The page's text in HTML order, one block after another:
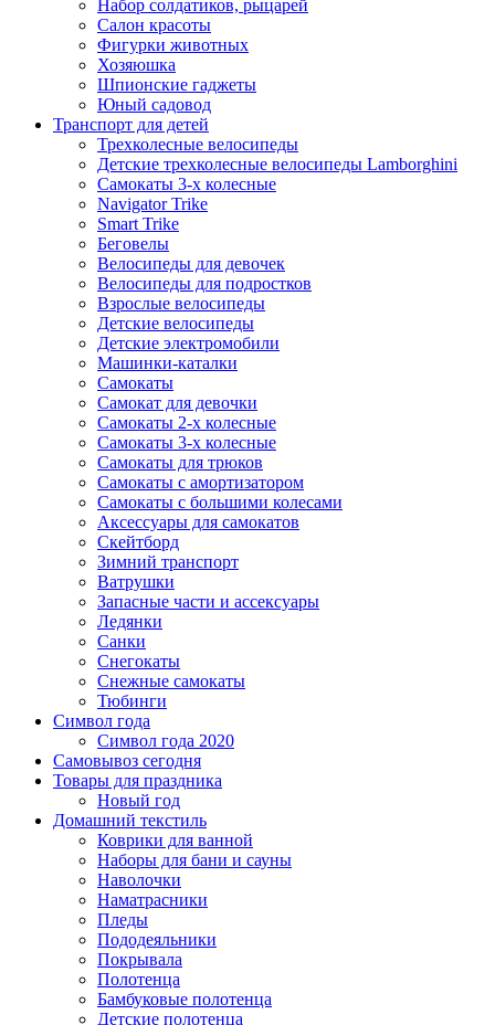
Набор солдатиков, рыцарей
Салон красоты
Фигурки животных
Хозяюшка
Шпионские гаджеты
Юный садовод
Транспорт для детей
Трехколесные велосипеды
Детские трехколесные велосипеды Lamborghini
Самокаты 3-х колесные
Navigator Trike
Smart Trike
Беговелы
Велосипеды для девочек
Велосипеды для подростков
Взрослые велосипеды
Детские велосипеды
Детские электромобили
Машинки-каталки
Самокаты
Самокат для девочки
Самокаты 2-х колесные
Самокаты 3-х колесные
Самокаты для трюков
Самокаты с амортизатором
Самокаты с большими колесами
Аксессуары для самокатов
Скейтборд
Зимний транспорт
Ватрушки
Запасные части и ассексуары
Ледянки
Санки
Снегокаты
Снежные самокаты
Тюбинги
Символ года
Символ года 2020
Самовывоз сегодня
Товары для праздника
Новый год
Домашний текстиль
Коврики для ванной
Наборы для бани и сауны
Наволочки
Наматрасники
Пледы
Пододеяльники
Покрывала
Полотенца
Бамбуковые полотенца
Детские полотенца